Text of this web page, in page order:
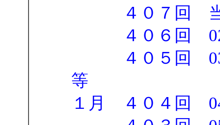
４０７回 当
４０６回 02-
４０５回 03-
等
１月 ４０４回